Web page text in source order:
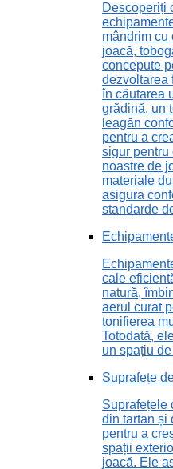
Descoperiți
mândrim cu
joacă,
concepute
dezvoltarea
în căutarea
grădină, un
leagăn
pentru a
sigur
noastre de
materiale
asigura
standarde
cale
natură,
aerul curat
tonifierea
Totodată,
un spațiu
Suprafețe
Suprafețele
din tartan și
pentru a
spații
joacă. Ele